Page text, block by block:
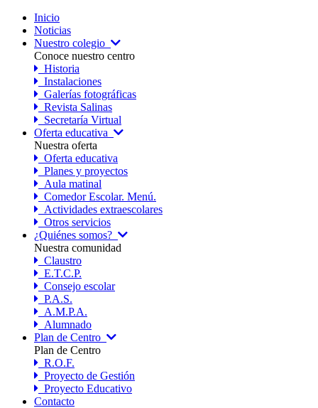
Inicio
Noticias
Nuestro colegio
Conoce nuestro centro
Historia
Instalaciones
Galerías fotográficas
Revista Salinas
Secretaría Virtual
Oferta educativa
Nuestra oferta
Oferta educativa
Planes y proyectos
Aula matinal
Comedor Escolar. Menú.
Actividades extraescolares
Otros servicios
¿Quiénes somos?
Nuestra comunidad
Claustro
E.T.C.P.
Consejo escolar
P.A.S.
A.M.P.A.
Alumnado
Plan de Centro
Plan de Centro
R.O.F.
Proyecto de Gestión
Proyecto Educativo
Contacto